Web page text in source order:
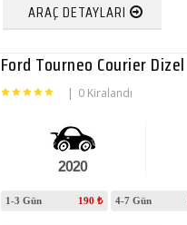
ARAÇ DETAYLARI
Ford Tourneo Courier Dizel
| 0 Kiralandı
2020
1-3 Gün 190 ₺ 4-7 Gün